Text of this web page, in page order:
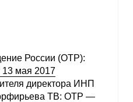
России (ОТР):
мая 2017
директора ИНП
ТВ: ОТР —